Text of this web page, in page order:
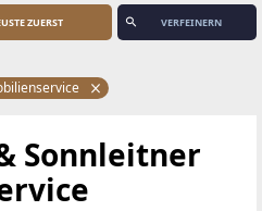
VERFEINERN
Sonnleitner